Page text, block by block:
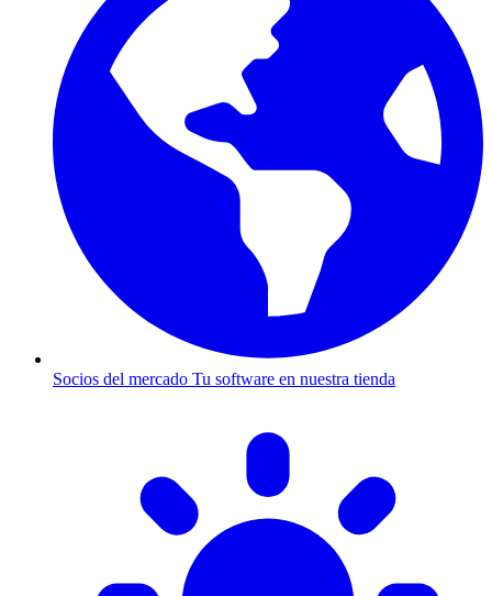
Socios del mercado Tu software en nuestra tienda